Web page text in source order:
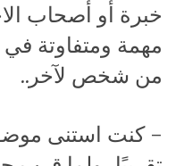
خبرة أو أصحاب
مهمة ومتفاوتة في
من شخص لآخر..